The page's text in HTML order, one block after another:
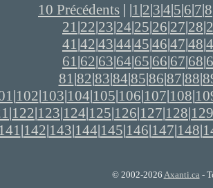
10 Précédents | |1 |2|3|4|5|6|7|8
21 |22|23|24|25|26|27|28|
41 |42|43|44|45|46|47|48|
61 |62|63|64|65|66|67|68|
81 |82|83|84|85|86|87|88|
|102|103|104|105|106|107|108|
|122|123|124|125|126|127|128|129
141 |142|143|144|145|146|147|148|
© 2002-2026 Axanti.ca -